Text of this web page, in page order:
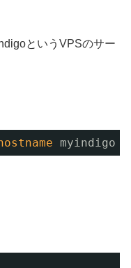
というVPSのサー
myindigo